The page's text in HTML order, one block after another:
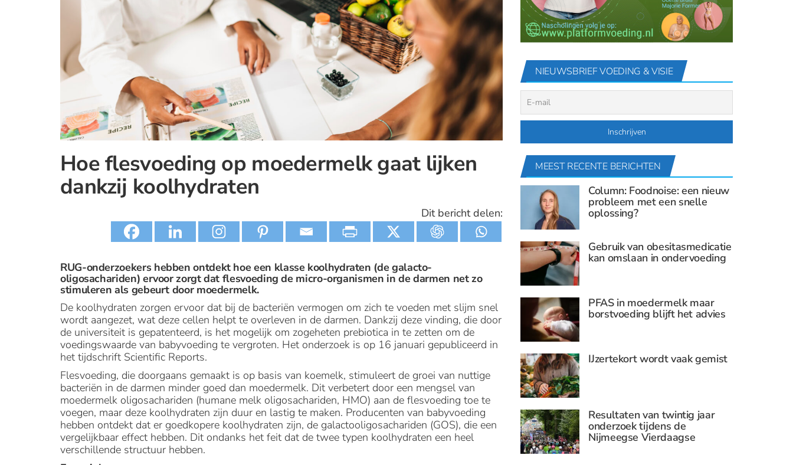
Hoe flesvoeding op moedermelk gaat lijken
dankzij koolhydraten
Dit bericht delen:
RUG-onderzoekers hebben ontdekt hoe een klasse koolhydraten (de galacto-
oligosachariden) ervoor zorgt dat flesvoeding de micro-organismen in de darmen net zo
stimuleren als gebeurt door moedermelk.
De koolhydraten zorgen ervoor dat bij de bacteriën vermogen om zich te voeden met slijm snel
wordt aangezet, wat deze cellen helpt te overleven in de darmen. Dankzij deze vinding, die door
de universiteit is gepatenteerd, is het mogelijk om zogeheten prebiotica in te zetten om de
voedingswaarde van babyvoeding te vergroten. Het onderzoek is op 16 januari gepubliceerd in
het tijdschrift Scientific Reports.
Flesvoeding, die doorgaans gemaakt is op basis van koemelk, stimuleert de groei van nuttige
bacteriën in de darmen minder goed dan moedermelk. Dit verbetert door een mengsel van
moedermelk oligosachariden (humane melk oligosachariden, HMO) aan de flesvoeding toe te
voegen, maar deze koolhydraten zijn duur en lastig te maken. Producenten van babyvoeding
hebben ontdekt dat er goedkopere koolhydraten zijn, de galactooligosachariden (GOS), die een
vergelijkbaar effect hebben. Dit ondanks het feit dat de twee typen koolhydraten een heel
verschillende structuur hebben.
NIEUWSBRIEF VOEDING & VISIE
MEEST RECENTE BERICHTEN
Column: Foodnoise: een nieuw
probleem met een snelle
oplossing?
Gebruik van obesitasmedicatie
kan omslaan in ondervoeding
PFAS in moedermelk maar
borstvoeding blijft het advies
IJzertekort wordt vaak gemist
Resultaten van twintig jaar
onderzoek tijdens de
Nijmeegse Vierdaagse